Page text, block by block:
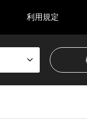
利用規定